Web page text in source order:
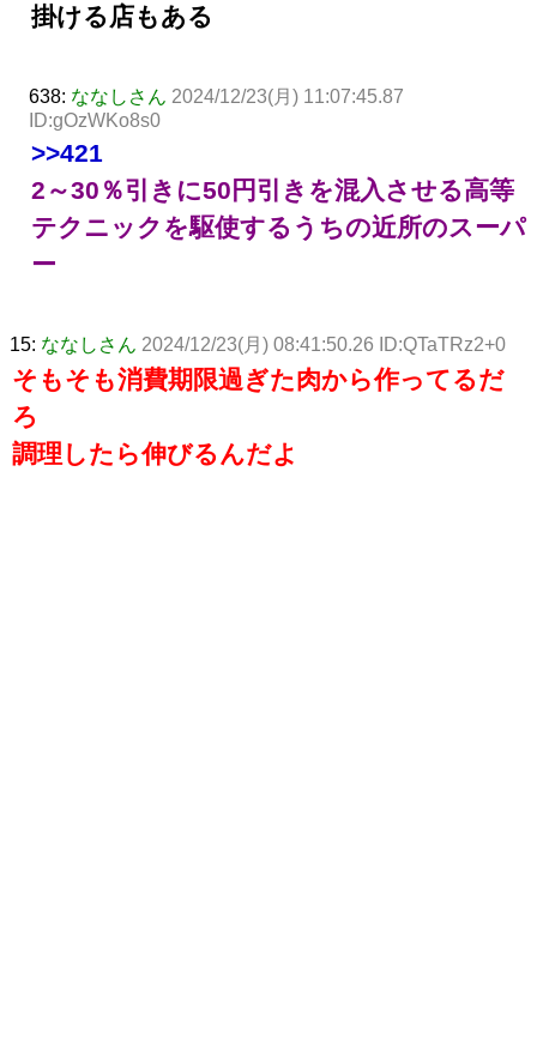
掛ける店もある
638: ななしさん 2024/12/23(月) 11:07:45.87
ID:gOzWKo8s0
>>421
2～30％引きに50円引きを混入させる高等
テクニックを駆使するうちの近所のスーパ
ー
15: ななしさん 2024/12/23(月) 08:41:50.26 ID:QTaTRz2+0
そもそも消費期限過ぎた肉から作ってるだ
ろ
調理したら伸びるんだよ